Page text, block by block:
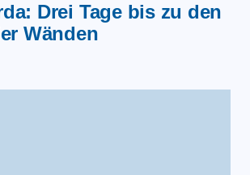
Drei Tage bis zu den
Wänden